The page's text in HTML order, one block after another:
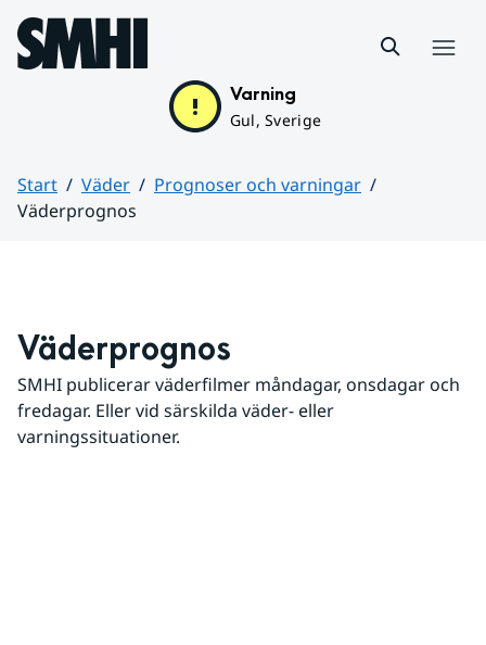
Hoppa till sidans innehåll
Varning
Gul, Sverige
Start Väder
Prognoser och varningar
Väderprognos
Väderprognos
SMHI publicerar väderfilmer måndagar, onsdagar och
fredagar. Eller vid särskilda väder- eller
varningssituationer.